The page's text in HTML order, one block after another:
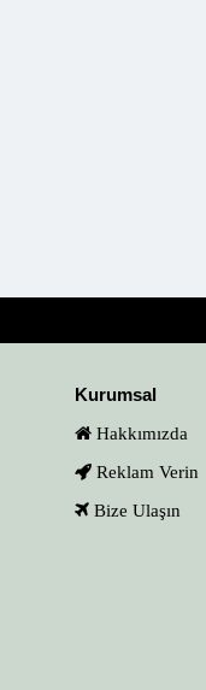
Kurumsal
Hakkımızda
Reklam Verin
Bize Ulaşın